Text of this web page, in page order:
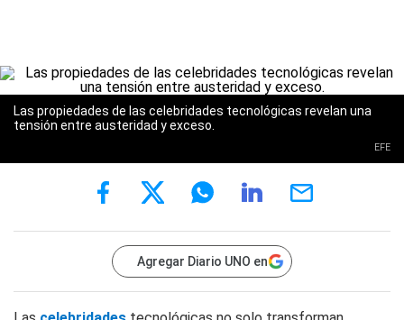
Las propiedades de las celebridades tecnológicas revelan una
tensión entre austeridad y exceso.
EFE
Agregar Diario UNO en